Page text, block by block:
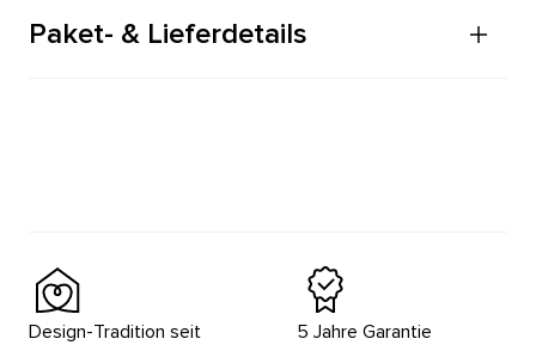
Paket- & Lieferdetails
Design-Tradition seit
5 Jahre Garantie